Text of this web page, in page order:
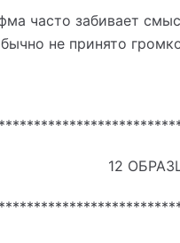
забивает смысл,
не принято